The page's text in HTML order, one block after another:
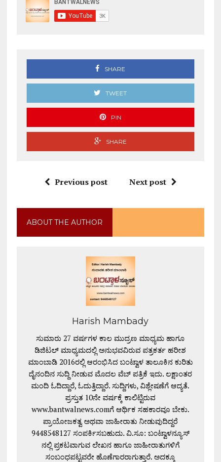
SHARE
TWEET
PIN
SHARE
Previous post Next post
ABOUT THE AUTHOR
Harish Mambady
ಸುಮಾರು 27 ವರ್ಷಗಳ ಕಾಲ ಮುದ್ರಣ ಮಾಧ್ಯಮ ಹಾಗೂ
ಡಿಜಿಟಲ್ ಮಾಧ್ಯಮದಲ್ಲಿ ಅನುಭವವಿರುವ ಪತ್ರಕರ್ತ ಹರೀಶ
ಮಾಂಬಾಡಿ 2016ರಲ್ಲಿ ಆರಂಭಿಸಿದ ಬಂಟ್ವಾಳ ತಾಲೂಕಿನ ಕುರಿತು
ದೈನಂದಿನ ಸುದ್ದಿ ನೀಡುವ ಮೊದಲ ವೆಬ್ ಪತ್ರಿಕೆ ಇದು. ಲಕ್ಷಾಂತರ
ಮಂದಿ ಓದಿದ್ದಾರೆ, ಓದುತ್ತಿದ್ದಾರೆ. ಸುದ್ದಿಗಳು, ವಿಶ್ಲೇಷಣೆಗೆ ಆದ್ಯತೆ.
ಪ್ರಸ್ತುತ 10ನೇ ವರ್ಷಕ್ಕೆ ಕಾಲಿಟ್ಟಿರುವ
www.bantwalnews.comಗೆ ಆರ್ಥಿಕ ಸಹಕಾರವೂ ಬೇಕು.
ಪ್ರಾಯೋಜಕತ್ವ ಅಥವಾ ಜಾಹೀರಾತು ನೀಡುವುದಿದ್ದರೆ
9448548127 ಸಂಪರ್ಕಿಸಬಹುದು. ವಿ.ಸೂ: ಬಂಟ್ವಾಳನ್ಯೂಸ್
ನಲ್ಲಿ ಪ್ರಕಟವಾಗುವ ಲೇಖನ ಹಾಗೂ ಜಾಹೀರಾತುಗಳಿಗೆ
ಸಂಬಂಧಪಟ್ಟವರೇ ಹೊಣೆಗಾರರಾಗುತ್ತಾರೆ. ಅದಕ್ಕೂ